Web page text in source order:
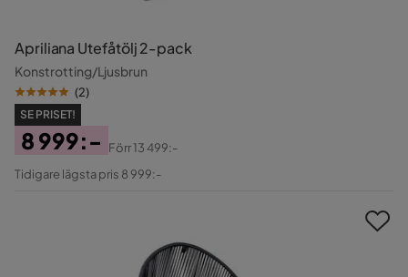
Apriliana Utefåtölj 2-pack
Konstrotting/Ljusbrun
(2)
SE PRISET!
Pris
8 999:-
Original
Förr13 499:-
Tidigare lägsta pris 8 999:-